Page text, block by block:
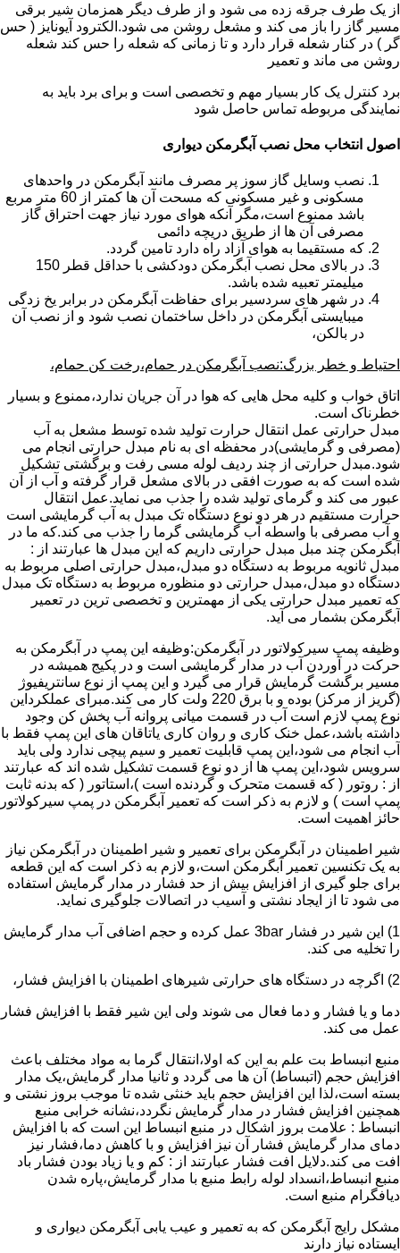
از یک طرف جرقه زده می شود و از طرف دیگر همزمان شیر برقی
مسیر گاز را باز می کند و مشعل روشن می شود.الکترود آیونایز ( حس
گر ) در کنار شعله قرار دارد و تا زمانی که شعله را حس کند شعله
روشن می ماند و تعمیر
برد کنترل یک کار بسیار مهم و تخصصی است و برای برد باید به
نمایندگی مربوطه تماس حاصل شود
اصول انتخاب محل نصب آبگرمکن دیواری
نصب وسایل گاز سوز پر مصرف مانند آبگرمکن در واحدهای
مسکونی و غیر مسکونی که مسحت آن ها کمتر از 60 متر مربع
باشد ممنوع است،مگر آنکه هوای مورد نیاز جهت احتراق گاز
مصرفی آن ها از طریق دریچه دائمی
که مستقیما به هوای آزاد راه دارد تامین گردد.
در بالای محل نصب آبگرمکن دودکشی با حداقل قطر 150
میلیمتر تعبیه شده باشد.
در شهر های سردسیر برای حفاظت آبگرمکن در برابر یخ زدگی
میبایستی آبگرمکن در داخل ساختمان نصب شود و از نصب آن
در بالکن،
احتیاط و خطر بزرگ:نصب آبگرمکن در حمام،رخت کن حمام،
اتاق خواب و کلیه محل هایی که هوا در آن جریان ندارد،ممنوع و بسیار
خطرناک است.
مبدل حرارتی عمل انتقال حرارت تولید شده توسط مشعل به آب
(مصرفی و گرمایشی)در محفظه ای به نام مبدل حرارتی انجام می
شود.مبدل حرارتی از چند ردیف لوله مسی رفت و برگشتی تشکیل
شده است که به صورت افقی در بالای مشعل قرار گرفته و آب از آن
عبور می کند و گرمای تولید شده را جذب می نماید.عمل انتقال
حرارت مستقیم در هر دو نوع دستگاه تک مبدل به آب گرمایشی است
و آب مصرفی با واسطه آب گرمایشی گرما را جذب می کند.که ما در
آبگرمکن چند مبل مبدل حرارتی داریم که این مبدل ها عبارتند از :
مبدل ثانویه مربوط به دستگاه دو مبدل،مبدل حرارتی اصلی مربوط به
دستگاه دو مبدل،مبدل حرارتی دو منظوره مربوط به دستگاه تک مبدل
که تعمیر مبدل حرارتی یکی از مهمترین و تخصصی ترین در تعمیر
آبگرمکن بشمار می آید.
وظیفه پمپ سیرکولاتور در آبگرمکن:وظیفه این پمپ در آبگرمکن به
حرکت در آوردن آب در مدار گرمایشی است و در پکیج همیشه در
مسیر برگشت گرمایش قرار می گیرد و این پمپ از نوع سانتریفیوژ
(گریز از مرکز) بوده و با برق 220 ولت کار می کند.مبرای عملکرداین
نوع پمپ لازم است آب در قسمت میانی پروانه آب پخش کن وجود
داشته باشد،عمل خنک کاری و روان کاری یاتاقان های این پمپ فقط با
آب انجام می شود،این پمپ قابلیت تعمیر و سیم پیچی ندارد ولی باید
سرویس شود،این پمپ ها از دو نوع قسمت تشکیل شده اند که عبارتند
از : روتور ( که قسمت متحرک و گردنده است )،استاتور ( که بدنه ثابت
پمپ است ) و لازم به ذکر است که تعمیر آبگرمکن در پمپ سیرکولاتور
حائز اهمیت است.
شیر اطمینان در آبگرمکن برای تعمیر و شیر اطمینان در آبگرمکن نیاز
به یک تکنسین تعمیر آبگرمکن است،و لازم به ذکر است که این قطعه
برای جلو گیری از افزایش بیش از حد فشار در مدار گرمایش استفاده
می شود تا از ایجاد نشتی و آسیب در اتصالات جلوگیری نماید.
1) این شیر در فشار 3bar عمل کرده و حجم اضافی آب مدار گرمایش
را تخلیه می کند.
2) اگرچه در دستگاه های حرارتی شیرهای اطمینان با افزایش فشار،
دما و یا فشار و دما فعال می شوند ولی این شیر فقط با افزایش فشار
عمل می کند.
منبع انبساط بت علم به این که اولا،انتقال گرما به مواد مختلف باعث
افزایش حجم (اتبساط) آن ها می گردد و ثانیا مدار گرمایش،یک مدار
بسته است،لذا این افزایش حجم باید خنثی شده تا موجب بروز نشتی و
همچنین افزایش فشار در مدار گرمایش نگردد،نشانه خرابی منبع
انبساط : علامت بروز اشکال در منبع انبساط این است که با افزایش
دمای مدار گرمایش فشار آن نیز افزایش و با کاهش دما،فشار نیز
افت می کند.دلایل افت فشار عبارتند از : کم و یا زیاد بودن فشار باد
منبع انبساط،انسداد لوله رابط منبع با مدار گرمایش،پاره شدن
دیافگرام منبع است.
مشکل رایج آبگرمکن که به تعمیر و عیب یابی آبگرمکن دیواری و
ایستاده نیاز دارند